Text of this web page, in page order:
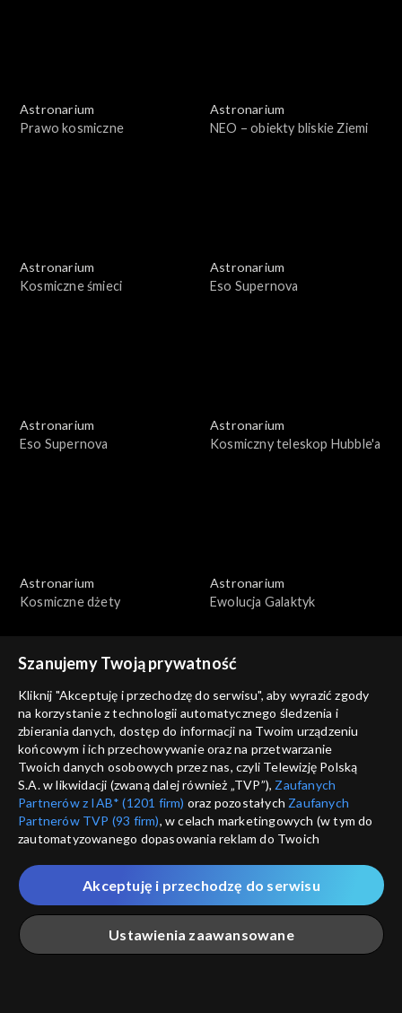
Astronarium
Prawo kosmiczne
Astronarium
NEO – obiekty bliskie Ziemi
Astronarium
Kosmiczne śmieci
Astronarium
Eso Supernova
Astronarium
Eso Supernova
Astronarium
Kosmiczny teleskop Hubble'a
Astronarium
Kosmiczne dżety
Astronarium
Ewolucja Galaktyk
Astronarium
Kosmiczne masery
Astronarium
Supernowe
Astronarium
Planety karłowate
Astronarium
Planetoidy
Szanujemy Twoją prywatność
Kliknij "Akceptuję i przechodzę do serwisu", aby wyrazić zgody
na korzystanie z technologii automatycznego śledzenia i
zbierania danych, dostęp do informacji na Twoim urządzeniu
końcowym i ich przechowywanie oraz na przetwarzanie
Twoich danych osobowych przez nas, czyli Telewizję Polską
S.A. w likwidacji (zwaną dalej również „TVP”), Zaufanych
Partnerów z IAB* (1201 firm) oraz pozostałych Zaufanych
Partnerów TVP (93 firm), w celach marketingowych (w tym do
zautomatyzowanego dopasowania reklam do Twoich
które wskazujemy poniżej, a także zgody na udostępnianie
przez nas identyfikatora PPID do Google.
Twoje dane osobowe zbierane podczas odwiedzania przez
Ciebie naszych
poszczególnych serwisówzwanych dalej
„Portalem”, w tym informacje zapisywane za pomocą
Ustawienia zaawansowane
Akceptuję i przechodzę do serwisu